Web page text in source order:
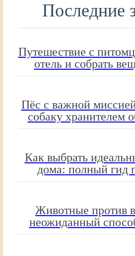
Последние
Путешествие с
отель и собрать
Пёс с важной
собаку хранителем
колец
Как выбрать
дома: полный гид
материалам и
Животные против
неожиданный
работу